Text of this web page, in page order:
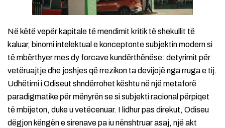
Në këtë vepër kapitale të mendimit kritik të shekullit të
kaluar, binomi intelektual e konceptonte subjektin modern si
të mbërthyer mes dy forcave kundërthënëse: detyrimit për
vetëruajtje dhe joshjes që rrezikon ta devijojë nga rruga e tij.
Udhëtimi i Odiseut shndërrohet kështu në një metaforë
paradigmatike për mënyrën se si subjekti racional përpiqet
të mbijeton, duke u vetëcenuar. I lidhur pas direkut, Odiseu
dëgjon këngën e sirenave pa iu nënshtruar asaj, një akt